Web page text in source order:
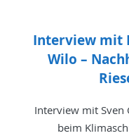
Interview mit
Wilo –
Interview mit Sven
beim